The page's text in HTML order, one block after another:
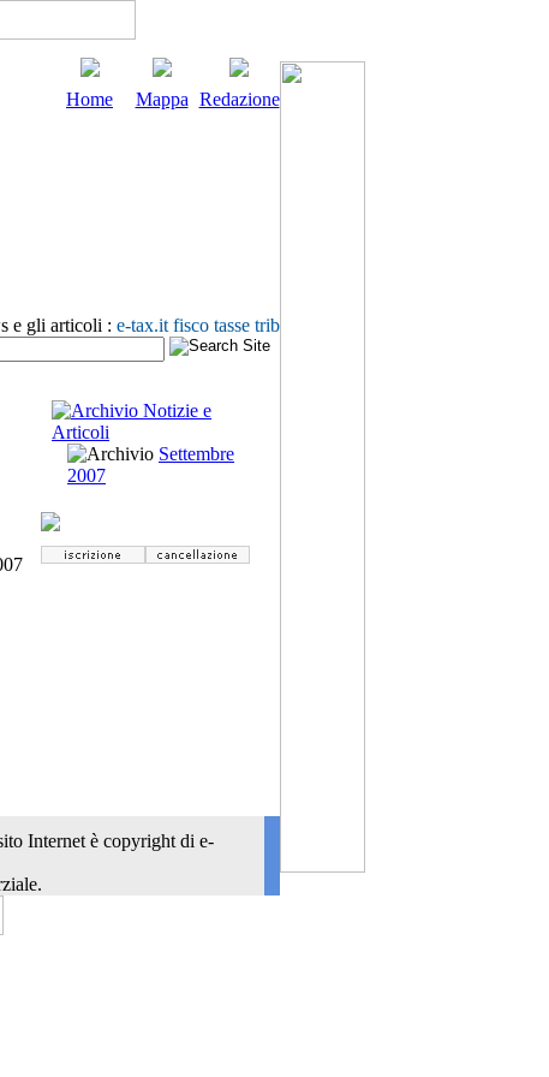
Home Mappa Redazione
e gli articoli : e-tax.it fisco tasse trib
Settembre
2007
Internet è copyright di e-